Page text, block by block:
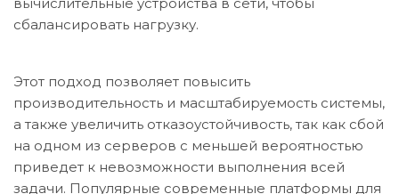
сбалансировать нагрузку.
Этот подход позволяет повысить
производительность и масштабируемость системы,
а также увеличить отказоустойчивость, так как сбой
на одном из серверов с меньшей вероятностью
приведет к невозможности выполнения всей
задачи. Популярные современные платформы для